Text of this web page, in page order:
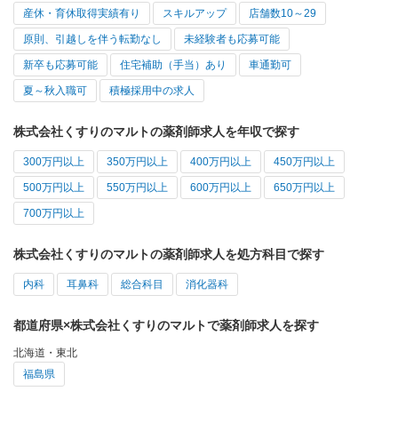
産休・育休取得実績有り スキルアップ 店舗数10～29
原則、引越しを伴う転勤なし 未経験者も応募可能
新卒も応募可能 住宅補助（手当）あり 車通勤可
夏～秋入職可 積極採用中の求人
株式会社くすりのマルトの薬剤師求人を年収で探す
300万円以上 350万円以上 400万円以上 450万円以上
500万円以上 550万円以上 600万円以上 650万円以上
700万円以上
株式会社くすりのマルトの薬剤師求人を処方科目で探す
内科 耳鼻科 総合科目 消化器科
都道府県×株式会社くすりのマルトで薬剤師求人を探す
北海道・東北
福島県